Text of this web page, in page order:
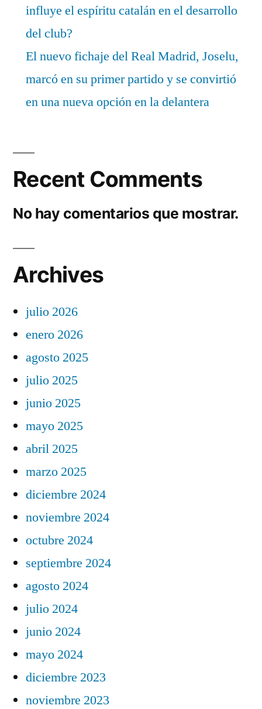
influye el espíritu catalán en el desarrollo
del club?
El nuevo fichaje del Real Madrid, Joselu,
marcó en su primer partido y se convirtió
en una nueva opción en la delantera
Recent Comments
No hay comentarios que mostrar.
Archives
julio 2026
enero 2026
agosto 2025
julio 2025
junio 2025
mayo 2025
abril 2025
marzo 2025
diciembre 2024
noviembre 2024
octubre 2024
septiembre 2024
agosto 2024
julio 2024
junio 2024
mayo 2024
diciembre 2023
noviembre 2023